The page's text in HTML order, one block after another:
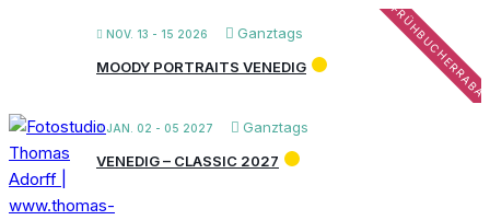
NOV. 13 - 15 2026 Ganztags
MOODY PORTRAITS VENEDIG
JAN. 02 - 05 2027
Ganztags
VENEDIG – CLASSIC 2027